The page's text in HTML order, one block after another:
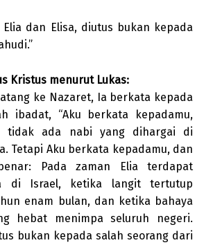
Elia dan Elisa, diutus bukan kepada
Kristus menurut Lukas:
ke Nazaret, Ia berkata kepada
ibadat, “Aku berkata kepadamu,
tidak ada nabi yang dihargai di
Tetapi Aku berkata kepadamu, dan
Pada zaman Elia terdapat
di Israel, ketika langit tertutup
enam bulan, dan ketika bahaya
hebat menimpa seluruh negeri.
bukan kepada salah seorang dari